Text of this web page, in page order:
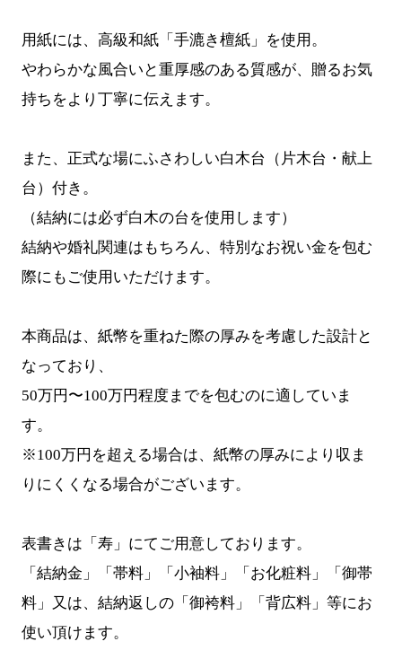
用紙には、高級和紙「手漉き檀紙」を使用。
やわらかな風合いと重厚感のある質感が、贈るお気
持ちをより丁寧に伝えます。
また、正式な場にふさわしい白木台（片木台・献上
台）付き。
（結納には必ず白木の台を使用します）
結納や婚礼関連はもちろん、特別なお祝い金を包む
際にもご使用いただけます。
本商品は、紙幣を重ねた際の厚みを考慮した設計と
なっており、
50万円〜100万円程度までを包むのに適していま
す。
※100万円を超える場合は、紙幣の厚みにより収ま
りにくくなる場合がございます。
表書きは「寿」にてご用意しております。
「結納金」「帯料」「小袖料」「お化粧料」「御帯
料」又は、結納返しの「御袴料」「背広料」等にお
使い頂けます。